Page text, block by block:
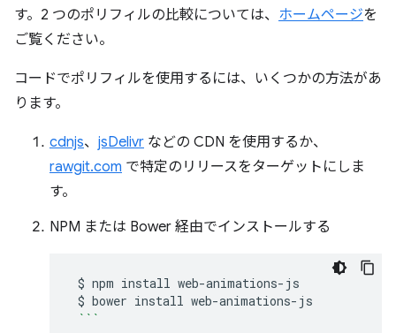
す。2 つのポリフィルの比較については、 ホームページを
ご覧ください。
コードでポリフィルを使用するには、いくつかの方法があ
ります。
cdnjs、 jsDelivr などの CDN を使用するか、
rawgit.com で特定のリリースをターゲットにしま
す。
NPM または Bower 経由でインストールする
$ npm install
$ bower install
```